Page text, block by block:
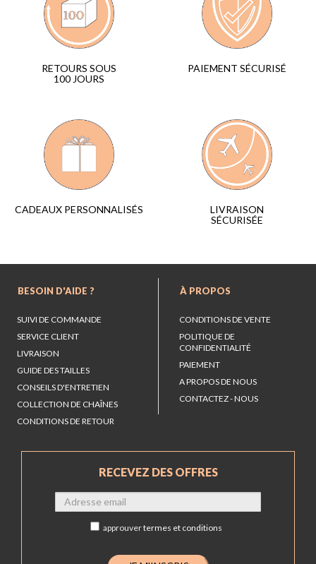
RETOURS SOUS
100 JOURS
PAIEMENT SÉCURISÉ
CADEAUX PERSONNALISÉS
LIVRAISON
SÉCURISÉE
BESOIN D'AIDE ?
SUIVI DE COMMANDE
SERVICE CLIENT
LIVRAISON
GUIDE DES TAILLES
CONSEILS D'ENTRETIEN
COLLECTION DE CHAÎNES
CONDITIONS DE RETOUR
À PROPOS
CONDITIONS DE VENTE
POLITIQUE DE
CONFIDENTIALITÉ
PAIEMENT
A PROPOS DE NOUS
CONTACTEZ - NOUS
RECEVEZ DES OFFRES
approuvertermes et conditions